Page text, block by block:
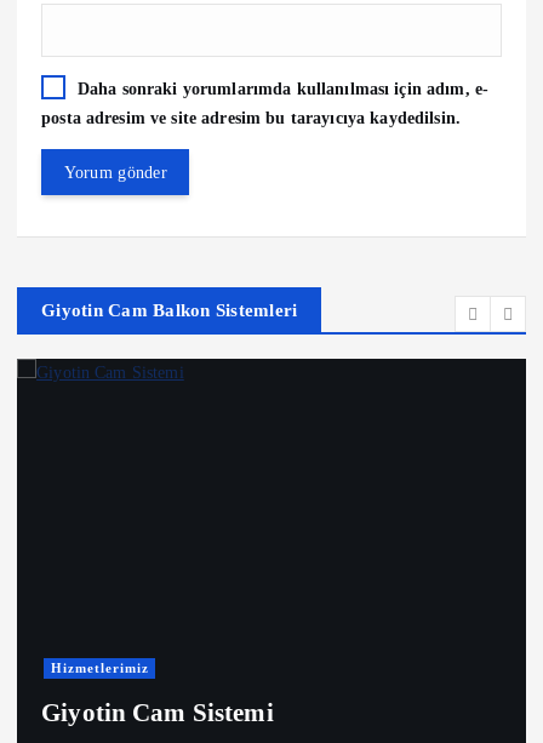
Daha sonraki yorumlarımda kullanılması için adım, e-
posta adresim ve site adresim bu tarayıcıya kaydedilsin.
Giyotin Cam Balkon Sistemleri
Hizmetlerimiz
Giyotin Cam Sistemi